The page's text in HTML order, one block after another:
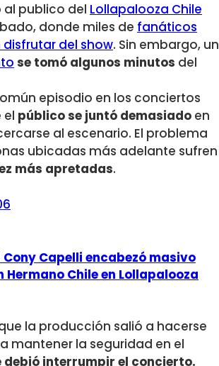
al publico del Lollapalooza Chile
donde miles de fanáticos
del show. Sin embargo, un
se tomó algunos minutos del
episodio en los conciertos
el público se juntó demasiado en
al escenario. El problema
ubicadas más adelante sufren
más apretadas.
Cony Capelli encabezó masivo
Chile en Lollapalooza
la producción salió a hacerse
mantener la seguridad en el
debió interrumpir el concierto.